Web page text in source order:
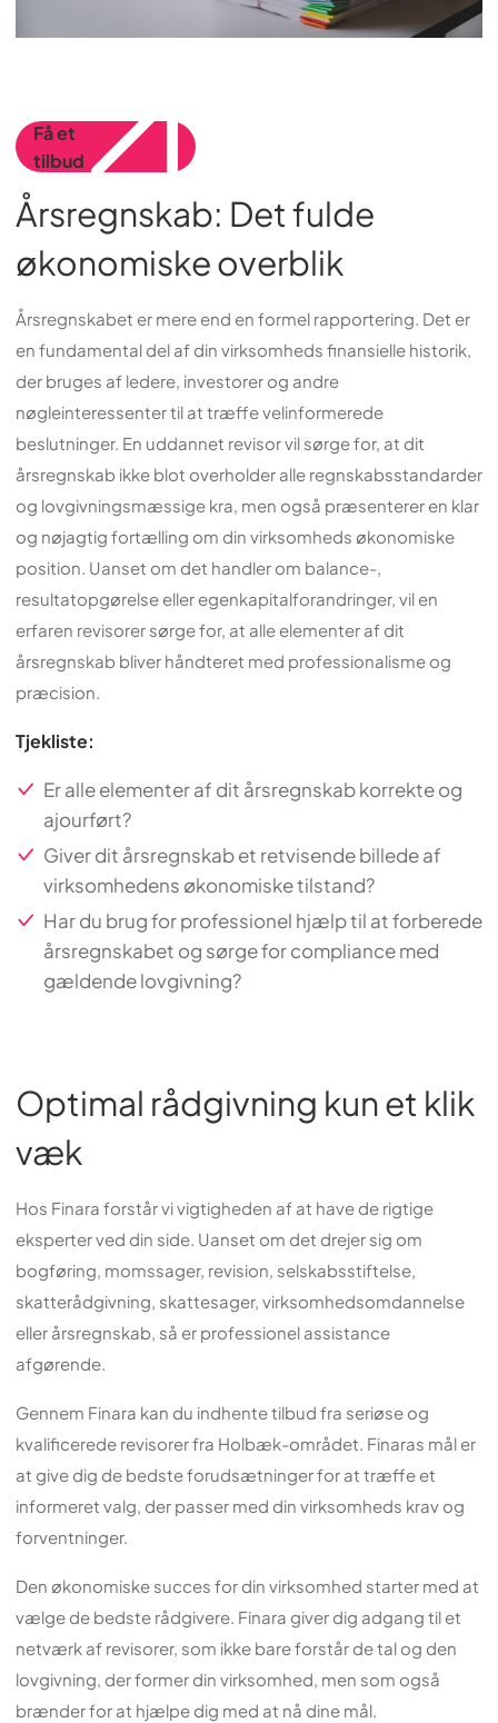
Få et
tilbud
Årsregnskab: Det fulde
økonomiske overblik
Årsregnskabet er mere end en formel rapportering. Det er
en fundamental del af din virksomheds finansielle historik,
der bruges af ledere, investorer og andre
nøgleinteressenter til at træffe velinformerede
beslutninger. En uddannet revisor vil sørge for, at dit
årsregnskab ikke blot overholder alle regnskabsstandarder
og lovgivningsmæssige kra, men også præsenterer en klar
og nøjagtig fortælling om din virksomheds økonomiske
position. Uanset om det handler om balance-,
resultatopgørelse eller egenkapitalforandringer, vil en
erfaren revisorer sørge for, at alle elementer af dit
årsregnskab bliver håndteret med professionalisme og
præcision.
Tjekliste:
Er alle elementer af dit årsregnskab korrekte og
ajourført?
Giver dit årsregnskab et retvisende billede af
virksomhedens økonomiske tilstand?
Har du brug for professionel hjælp til at forberede
årsregnskabet og sørge for compliance med
gældende lovgivning?
Optimal rådgivning kun et klik
væk
Hos Finara forstår vi vigtigheden af at have de rigtige
eksperter ved din side. Uanset om det drejer sig om
bogføring, momssager, revision, selskabsstiftelse,
skatterådgivning, skattesager, virksomhedsomdannelse
eller årsregnskab, så er professionel assistance
afgørende.
Gennem Finara kan du indhente tilbud fra seriøse og
kvalificerede revisorer fra Holbæk-området. Finaras mål er
at give dig de bedste forudsætninger for at træffe et
informeret valg, der passer med din virksomheds krav og
forventninger.
Den økonomiske succes for din virksomhed starter med at
vælge de bedste rådgivere. Finara giver dig adgang til et
netværk af revisorer, som ikke bare forstår de tal og den
lovgivning, der former din virksomhed, men som også
brænder for at hjælpe dig med at nå dine mål.